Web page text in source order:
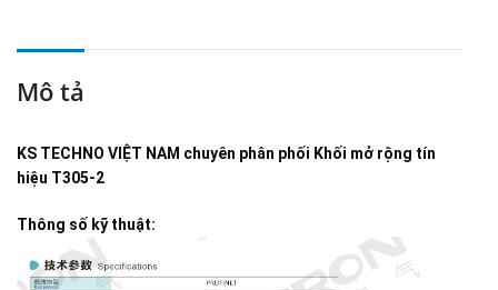
Mô tả
KS TECHNO VIỆT NAM chuyên phân phối Khối mở rộng tín
hiệu T305-2
Thông số kỹ thuật: